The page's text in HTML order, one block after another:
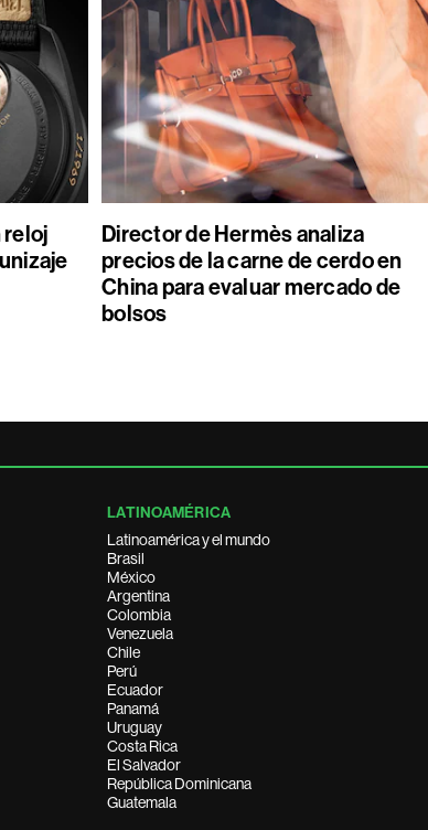
reloj
Director de Hermès analiza
precios de la carne de cerdo en
China para evaluar mercado de
bolsos
LATINOAMÉRICA
Latinoamérica y el mundo
Brasil
México
Argentina
Colombia
Venezuela
Chile
Perú
Ecuador
Panamá
Uruguay
Costa Rica
El Salvador
República Dominicana
Guatemala